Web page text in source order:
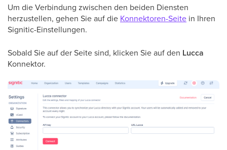
Um die Verbindung zwischen den beiden Diensten
herzustellen, gehen Sie auf die Konnektoren-Seite in Ihren
Signitic-Einstellungen.
Sobald Sie auf der Seite sind, klicken Sie auf den Lucca
Konnektor.